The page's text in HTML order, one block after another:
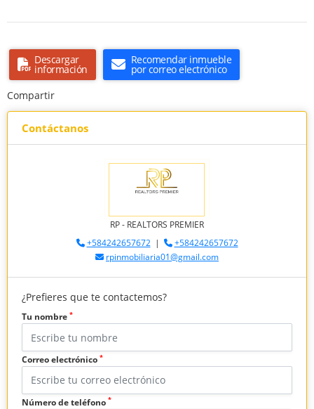
Descargar
información
Recomendar inmueble
por correo electrónico
Compartir
Contáctanos
RP - REALTORS PREMIER
+584242657672|
+584242657672
rpinmobiliaria01@gmail.com
¿Prefieres que te contactemos?
Tu nombre *
Correo electrónico *
Número de teléfono *